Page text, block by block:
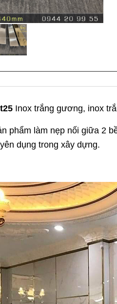
Inox trắng gương, inox
phẩm làm nẹp nối giữa 2
dụng trong xây dựng.